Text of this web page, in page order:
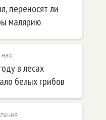
переносят ли
малярию
в лесах
белых грибов